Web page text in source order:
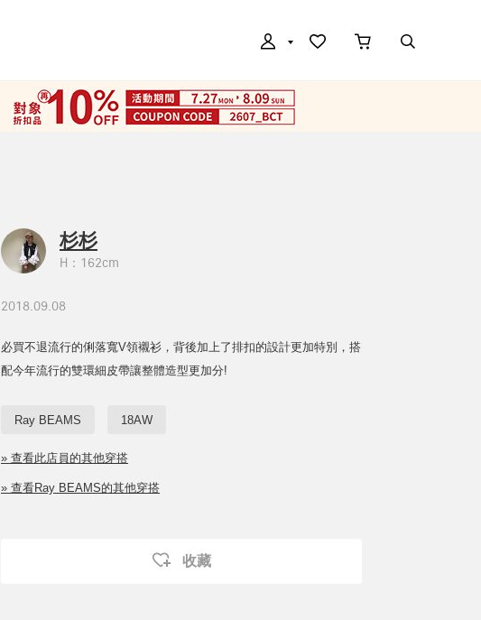
杉杉
H：162cm
2018.09.08
必買不退流行的俐落寬V領襯衫，背後加上了排扣的設計更加特別，搭
配今年流行的雙環細皮帶讓整體造型更加分!
Ray BEAMS 18AW
» 查看此店員的其他穿搭
» 查看Ray BEAMS的其他穿搭
收藏